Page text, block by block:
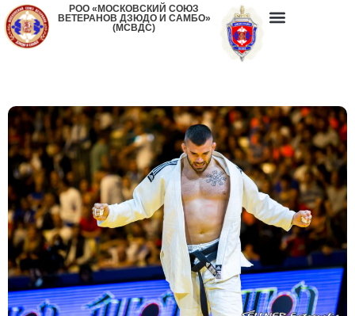
РОО «МОСКОВСКИЙ СОЮЗ
ВЕТЕРАНОВ ДЗЮДО И САМБО»
(МСВДС)